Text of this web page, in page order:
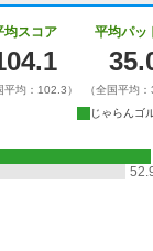
均スコア
平均：102.3）
平均パッ
（全国平均：
じゃらんゴ